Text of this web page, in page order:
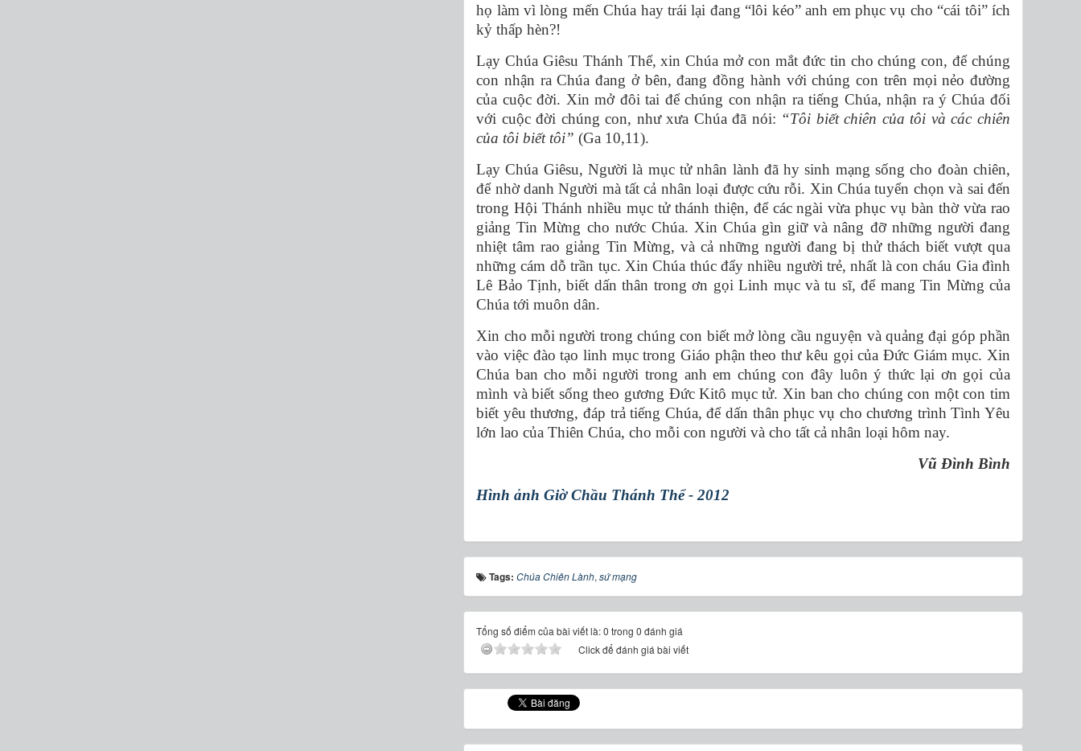
họ làm vì lòng mến Chúa hay trái lại đang “lôi kéo” anh em phục vụ cho “cái tôi” ích
kỷ thấp hèn?!
Lạy Chúa Giêsu Thánh Thể, xin Chúa mở con mắt đức tin cho chúng con, để chúng
con nhận ra Chúa đang ở bên, đang đồng hành với chúng con trên mọi nẻo đường
của cuộc đời. Xin mở đôi tai để chúng con nhận ra tiếng Chúa, nhận ra ý Chúa đối
với cuộc đời chúng con, như xưa Chúa đã nói: “Tôi biết chiên của tôi và các chiên
của tôi biết tôi” (Ga 10,11).
Lạy Chúa Giêsu, Người là mục tử nhân lành đã hy sinh mạng sống cho đoàn chiên,
để nhờ danh Người mà tất cả nhân loại được cứu rỗi. Xin Chúa tuyển chọn và sai đến
trong Hội Thánh nhiều mục tử thánh thiện, để các ngài vừa phục vụ bàn thờ vừa rao
giảng Tin Mừng cho nước Chúa. Xin Chúa gìn giữ và nâng đỡ những người đang
nhiệt tâm rao giảng Tin Mừng, và cả những người đang bị thử thách biết vượt qua
những cám dỗ trần tục. Xin Chúa thúc đẩy nhiều người trẻ, nhất là con cháu Gia đình
Lê Bảo Tịnh, biết dấn thân trong ơn gọi Linh mục và tu sĩ, để mang Tin Mừng của
Chúa tới muôn dân.
Xin cho mỗi người trong chúng con biết mở lòng cầu nguyện và quảng đại góp phần
vào việc đào tạo linh mục trong Giáo phận theo thư kêu gọi của Đức Giám mục. Xin
Chúa ban cho mỗi người trong anh em chúng con đây luôn ý thức lại ơn gọi của
mình và biết sống theo gương Đức Kitô mục tử. Xin ban cho chúng con một con tim
biết yêu thương, đáp trả tiếng Chúa, để dấn thân phục vụ cho chương trình Tình Yêu
lớn lao của Thiên Chúa, cho mỗi con người và cho tất cả nhân loại hôm nay.
Vũ Đình Bình
Hình ảnh Giờ Chầu Thánh Thể - 2012
Tags:Chúa Chiên Lành,sứ mạng
Tổng số điểm của bài viết là: 0 trong 0 đánh giá
Click để đánh giá bài viết